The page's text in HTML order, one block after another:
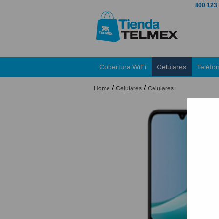
800 123
Cobertura WiFi Celulares
Home / Celulares / Celulares